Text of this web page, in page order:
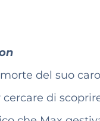
del suo
di